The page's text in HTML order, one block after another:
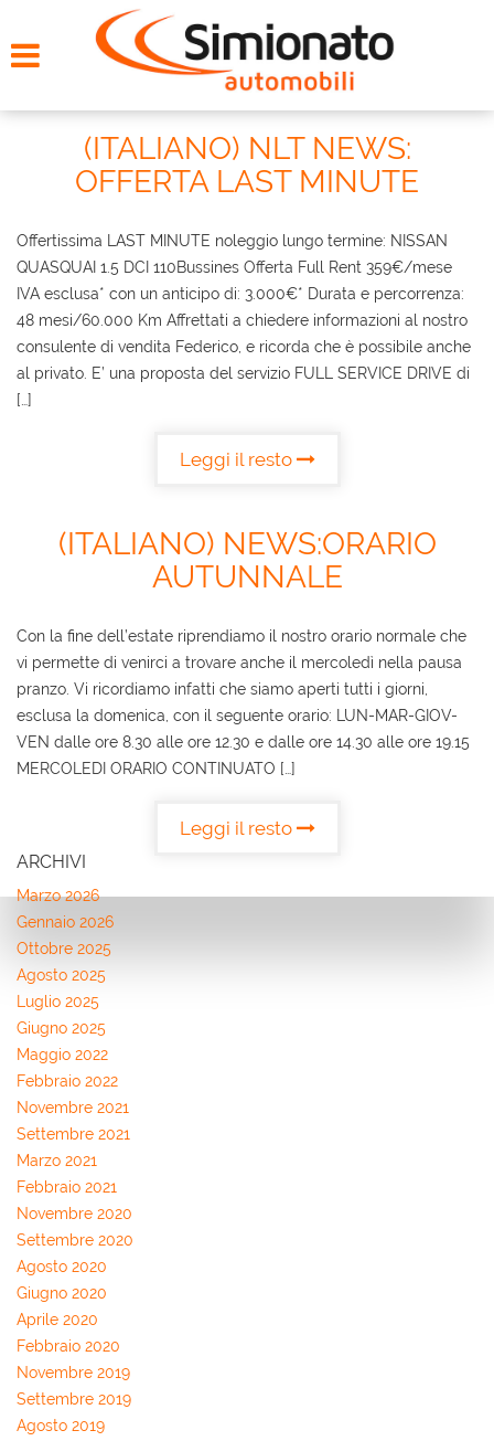
NOLEGGIO
SERVIZI
CONTATTI
AREA COMMERCIANTI
(ITALIANO) NLT NEWS:
OFFERTA LAST MINUTE
Offertissima LAST MINUTE noleggio lungo termine: NISSAN
QUASQUAI 1.5 DCI 110Bussines Offerta Full Rent 359€/mese
IVA esclusa* con un anticipo di: 3.000€* Durata e percorrenza:
48 mesi/60.000 Km Affrettati a chiedere informazioni al nostro
consulente di vendita Federico, e ricorda che è possibile anche
al privato. E’ una proposta del servizio FULL SERVICE DRIVE di
[…]
Leggi il resto
(ITALIANO) NEWS:ORARIO
AUTUNNALE
Con la fine dell’estate riprendiamo il nostro orario normale che
vi permette di venirci a trovare anche il mercoledì nella pausa
pranzo. Vi ricordiamo infatti che siamo aperti tutti i giorni,
esclusa la domenica, con il seguente orario: LUN-MAR-GIOV-
VEN dalle ore 8.30 alle ore 12.30 e dalle ore 14.30 alle ore 19.15
MERCOLEDI ORARIO CONTINUATO […]
Leggi il resto
ARCHIVI
Marzo 2026
Gennaio 2026
Ottobre 2025
Agosto 2025
Luglio 2025
Giugno 2025
Maggio 2022
Febbraio 2022
Novembre 2021
Settembre 2021
Marzo 2021
Febbraio 2021
Novembre 2020
Settembre 2020
Agosto 2020
Giugno 2020
Aprile 2020
Febbraio 2020
Novembre 2019
Settembre 2019
Agosto 2019